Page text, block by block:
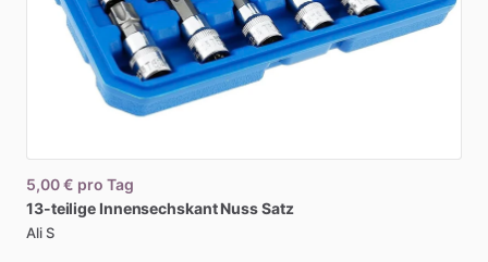
5,00 € pro Tag
13-teilige Innensechskant NussSatz
Ali S